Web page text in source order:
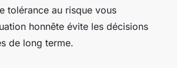
tolérance au risque vous
honnête évite les décisions
de long terme.